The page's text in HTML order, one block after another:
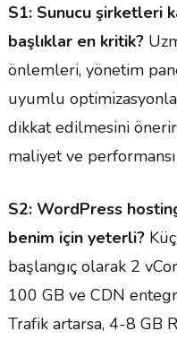
S1: Sunucu şirketleri
başlıklar en kritik?
önlemleri, yönetim
uyumlu
dikkat edilmesini
maliyet ve
S2: WordPress
benim için yeterli?
başlangıç olarak 2
100 GB ve CDN
Trafik artarsa, 4-8 GB